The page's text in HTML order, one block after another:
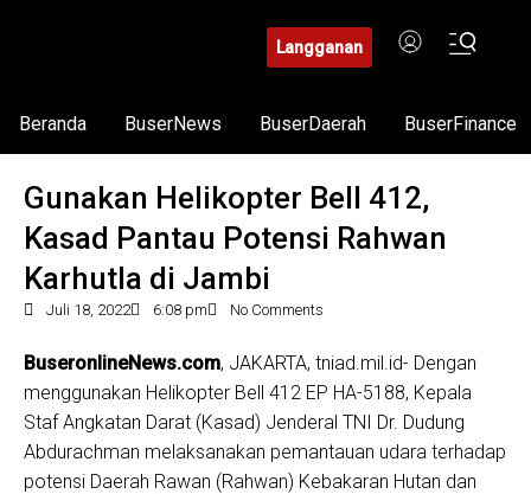
Langganan
Beranda BuserNews BuserDaerah BuserFinance
Gunakan Helikopter Bell 412,
Kasad Pantau Potensi Rahwan
Karhutla di Jambi
Juli 18, 2022 6:08 pm No Comments
BuseronlineNews.com, JAKARTA, tniad.mil.id- Dengan
menggunakan Helikopter Bell 412 EP HA-5188, Kepala
Staf Angkatan Darat (Kasad) Jenderal TNI Dr. Dudung
Abdurachman melaksanakan pemantauan udara terhadap
potensi Daerah Rawan (Rahwan) Kebakaran Hutan dan